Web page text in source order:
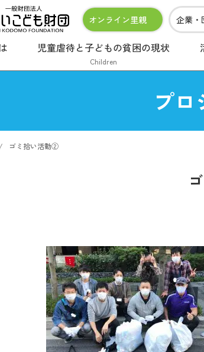
オンライン里親 企業・
児童虐待と子どもの貧困の現状
Children
プ
ゴミ拾い活動②